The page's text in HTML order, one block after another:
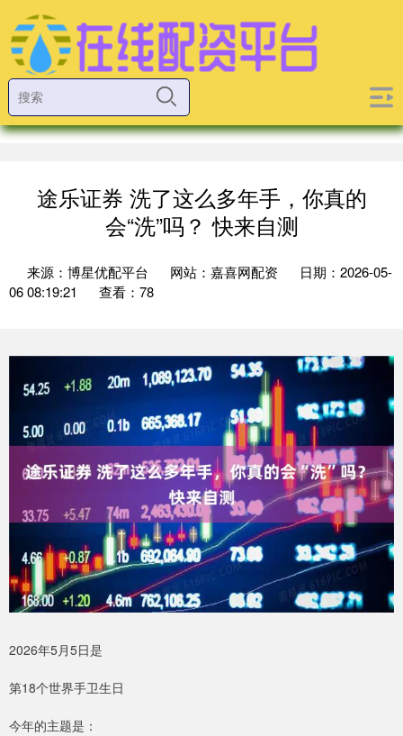
途乐证券 洗了这么多年手，你真的
会“洗”吗？ 快来自测
来源：博星优配平台 网站：嘉喜网配资
日期：2026-05-
06 08:19:21
查看：78
2026年5月5日是
第18个世界手卫生日
今年的主题是：